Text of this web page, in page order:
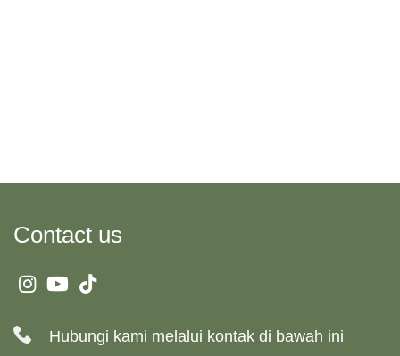
Contact us
Hubungi kami melalui kontak di bawah ini